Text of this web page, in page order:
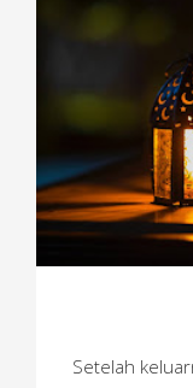
Setelah